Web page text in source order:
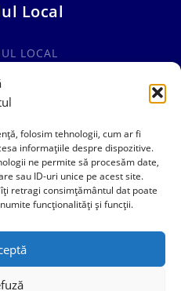
folosim tehnologii, cum ar fi
informațiile despre dispozitive.
ne permite să procesăm date,
sau ID-uri unice pe acest site.
retragi consimțământul dat poate
funcționalități și funcții.
Local
LOCAL
LOCAL